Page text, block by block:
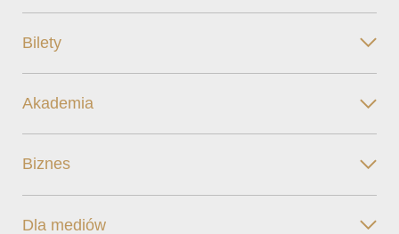
Bilety
Akademia
Biznes
Dla mediów